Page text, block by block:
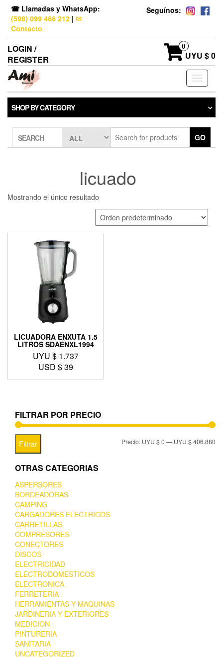
☎ Llamadas y WhatsApp:
(598) 099 466 212 | ✉
Contacto
Seguínos:
LOGIN /
REGISTER
0
UYU $ 0
Toggle
SHOP BY CATEGORY
SEARCH GO
licuado
Mostrando el único resultado
LICUADORA ENXUTA 1.5
LITROS SDAENXL1994
UYU $ 1.737
USD $39
FILTRAR POR PRECIO
Filtrar Precio: UYU $ 0—UYU $ 406.880
OTRAS CATEGORIAS
ASPERSORES
BORDEADORAS
CAMPING
CARGADORES ELECTRICOS
CARRETILLAS
COMPRESORES
CONECTORES
DISCOS
ELECTRICIDAD
ELECTRODOMESTICOS
ELECTRONICA
FERRETERIA
HERRAMIENTAS Y MAQUINAS
JARDINERIA Y EXTERIORES
MEDICION
PINTURERIA
SANITARIA
UNCATEGORIZED